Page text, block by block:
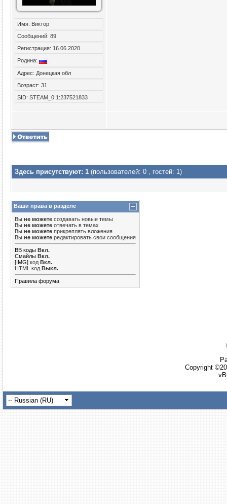
Имя: Виктор
Сообщений: 89
Регистрация: 16.06.2020
Родина:
Адрес: Донецкая обл
Возраст: 31
SID: STEAM_0:1:237521833
Здесь присутствуют: 1 (пользователей: 0 , гостей: 1)
Ваши права в разделе
Вы не можете создавать новые темы
Вы не можете отвечать в темах
Вы не можете прикреплять вложения
Вы не можете редактировать свои сообщения
BB коды Вкл.
Смайлы Вкл.
[IMG] код Вкл.
HTML код Выкл.
Правила форума
Copyright